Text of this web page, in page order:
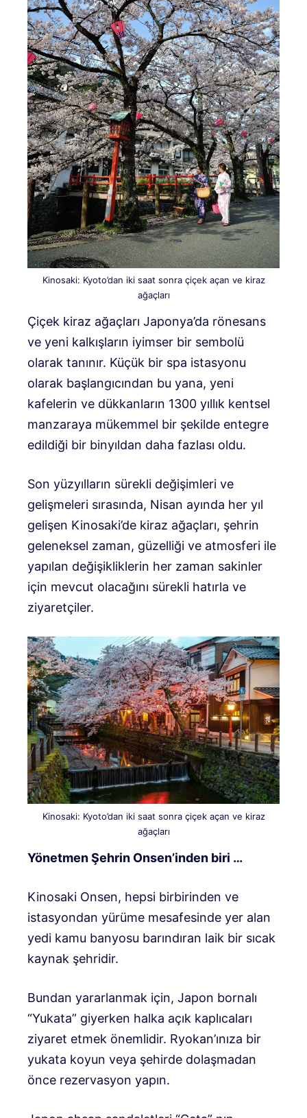
Kinosaki: Kyoto’dan iki saat sonra çiçek açan ve kiraz
ağaçları
Çiçek kiraz ağaçları Japonya’da rönesans
ve yeni kalkışların iyimser bir sembolü
olarak tanınır. Küçük bir spa istasyonu
olarak başlangıcından bu yana, yeni
kafelerin ve dükkanların 1300 yıllık kentsel
manzaraya mükemmel bir şekilde entegre
edildiği bir binyıldan daha fazlası oldu.
Son yüzyılların sürekli değişimleri ve
gelişmeleri sırasında, Nisan ayında her yıl
gelişen Kinosaki’de kiraz ağaçları, şehrin
geleneksel zaman, güzelliği ve atmosferi ile
yapılan değişikliklerin her zaman sakinler
için mevcut olacağını sürekli hatırla ve
ziyaretçiler.
Kinosaki: Kyoto’dan iki saat sonra çiçek açan ve kiraz
ağaçları
Yönetmen Şehrin Onsen’inden biri …
Kinosaki Onsen, hepsi birbirinden ve
istasyondan yürüme mesafesinde yer alan
yedi kamu banyosu barındıran laik bir sıcak
kaynak şehridir.
Bundan yararlanmak için, Japon bornalı
“Yukata” giyerken halka açık kaplıcaları
ziyaret etmek önemlidir. Ryokan’ınıza bir
yukata koyun veya şehirde dolaşmadan
önce rezervasyon yapın.